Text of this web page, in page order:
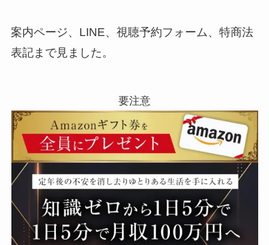
案内ページ、LINE、視聴予約フォーム、特商法
表記まで見ました。